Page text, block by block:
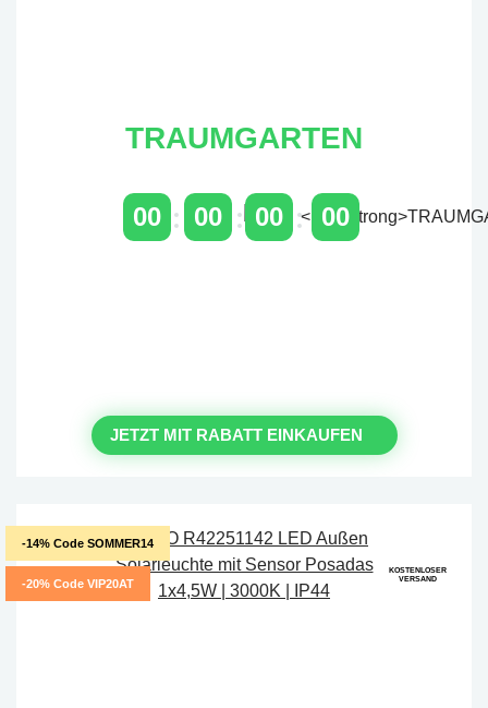
TRAUMGARTEN
00 00 00 00
JETZT MIT RABATT EINKAUFEN
-14% Code SOMMER14
-20% Code VIP20AT
KOSTENLOSER
VERSAND